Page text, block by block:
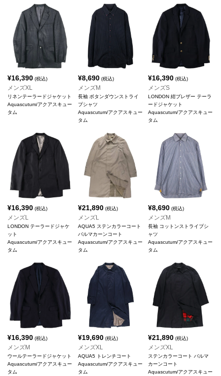
¥16,390 (税込)
メンズXL
リネンテーラードジャケット
Aquascutum/アクアスキュー
タム
¥8,690(税込)
メンズM
長袖 ボタンダウンストライ
プシャツ
Aquascutum/アクアスキュー
タム
¥16,390 (税込)
メンズS
LONDON 紺ブレザー テーラ
ードジャケット
Aquascutum/アクアスキュー
タム
¥16,390 (税込)
メンズL
LONDON テーラードジャケ
ット
Aquascutum/アクアスキュー
タム
¥21,890(税込)
メンズL
AQUA5 ステンカラーコート
バルマカーンコート
Aquascutum/アクアスキュー
タム
¥8,690 (税込)
メンズM
長袖 コットンストライプシ
ャツ
Aquascutum/アクアスキュー
タム
¥16,390 (税込)
メンズM
ウールテーラードジャケット
Aquascutum/アクアスキュー
タム
¥19,690(税込)
メンズXL
AQUA5 トレンチコート
Aquascutum/アクアスキュー
タム
¥21,890 (税込)
メンズXL
ステンカラーコート バルマ
カーンコート
Aquascutum/アクアスキュー